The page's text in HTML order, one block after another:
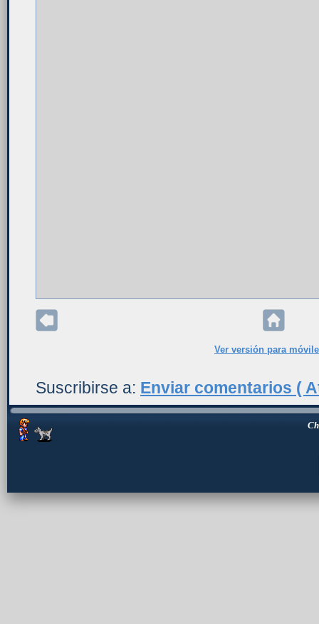
Ver versión para
Suscribirse a: Enviar comentarios (